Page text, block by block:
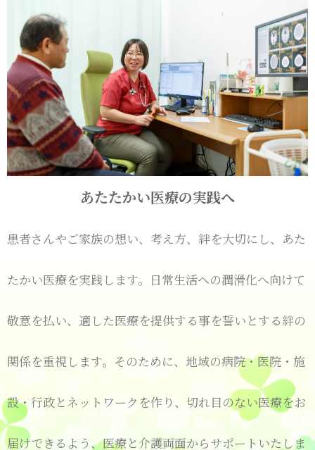
あたたかい医療の実践へ
患者さんやご家族の想い、考え方、絆を大切にし、あた
たかい医療を実践します。日常生活への潤滑化へ向けて
敬意を払い、適した医療を提供する事を誓いとする絆の
関係を重視します。そのために、地域の病院・医院・施
設・行政とネットワークを作り、切れ目のない医療をお
届けできるよう、医療と介護両面からサポートいたしま